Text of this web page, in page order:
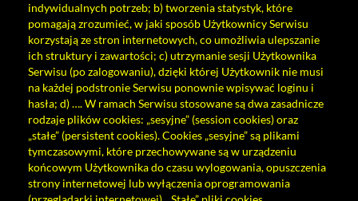
indywidualnych potrzeb; b) tworzenia statystyk, które
pomagają zrozumieć, w jaki sposób Użytkownicy Serwisu
korzystają ze stron internetowych, co umożliwia ulepszanie
ich struktury i zawartości; c) utrzymanie sesji Użytkownika
Serwisu (po zalogowaniu), dzięki której Użytkownik nie musi
na każdej podstronie Serwisu ponownie wpisywać loginu i
hasła; d) …. W ramach Serwisu stosowane są dwa zasadnicze
rodzaje plików cookies: „sesyjne” (session cookies) oraz
„stałe” (persistent cookies). Cookies „sesyjne” są plikami
tymczasowymi, które przechowywane są w urządzeniu
końcowym Użytkownika do czasu wylogowania, opuszczenia
strony internetowej lub wyłączenia oprogramowania